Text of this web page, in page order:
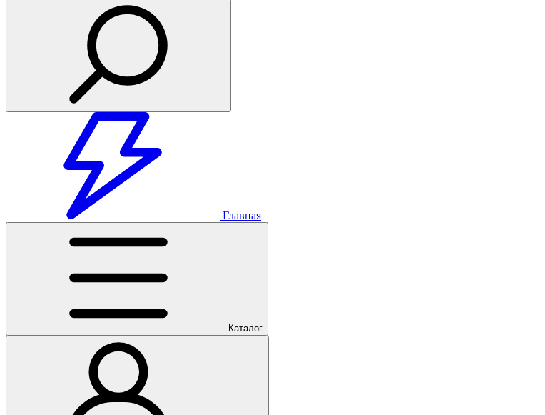
Главная
Каталог